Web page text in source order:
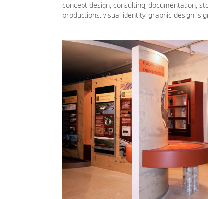
concept design, consulting, documentation,
productions, visual identity, graphic design,